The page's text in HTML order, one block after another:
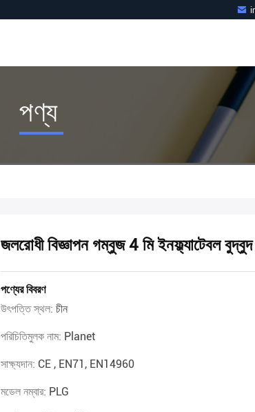
পণ্য
জলরোধী বিজ্ঞাপন গম্বুজ 4 মি ইনফ্ল্যাটেবল
পণ্যের বিবরণ
উৎপত্তি স্থল: চীন
পরিচিতিমুলক নাম: Planet
সাক্ষ্যদান: CE , EN71, EN14960
মডেল নম্বার: PLG